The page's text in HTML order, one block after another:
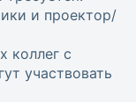
и проектор/
коллег с
участвовать